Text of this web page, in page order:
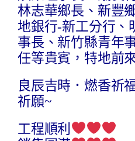
林志華鄉長、新豐
地銀行-新工分行、
事長、新竹縣青年
任等貴賓，特地前
良辰吉時．燃香祈
祈願~
工程順利